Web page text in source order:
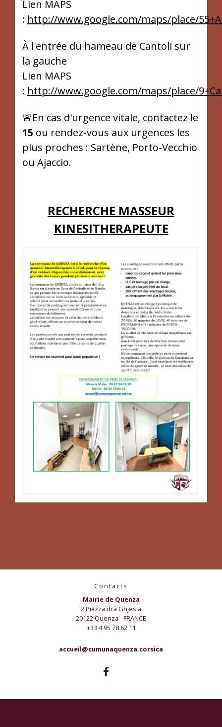
Lien MAPS
: http://www.google.com/maps/place/
À l'entrée du hameau de Cantoli sur
la gauche
Lien MAPS
: http://www.google.com/maps/place/
🚨En cas d'urgence vitale, contactez le
15 ou rendez-vous aux urgences les
plus proches : Sartène, Porto-Vecchio
ou Ajaccio.
RECHERCHE MASSEUR
KINESITHERAPEUTE
Contacts
Mairie de Quenza
2 Piazza di a Ghjesia
20122 Quenza - FRANCE
+33 4 95 78 62 11
accueil@cumunaquenza.corsica